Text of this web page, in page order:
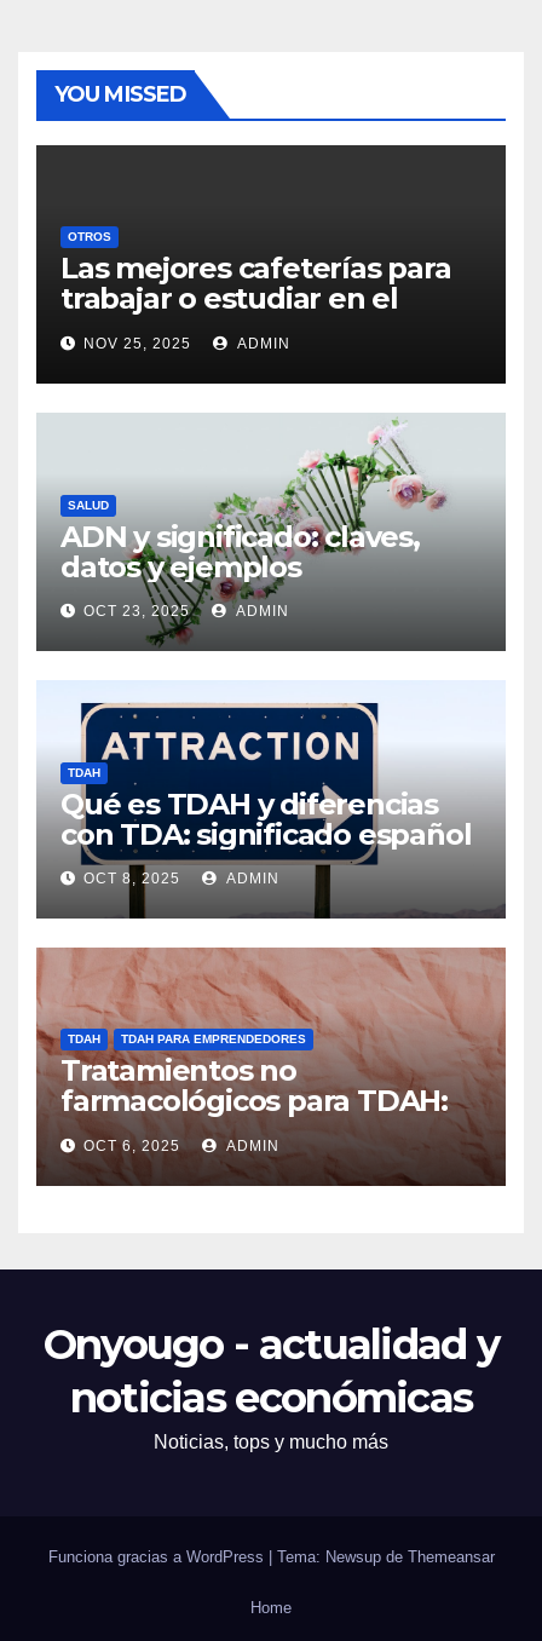
YOU MISSED
OTROS
Las mejores cafeterías para
trabajar o estudiar en el
centro de Vigo
NOV 25, 2025 ADMIN
SALUD
ADN y significado: claves,
datos y ejemplos
OCT 23, 2025 ADMIN
TDAH
Qué es TDAH y diferencias
con TDA: significado español
OCT 8, 2025 ADMIN
TDAH TDAH PARA EMPRENDEDORES
Tratamientos no
farmacológicos para TDAH:
opciones prácticas
OCT 6, 2025 ADMIN
Onyougo - actualidad y
noticias económicas
Noticias, tops y mucho más
Funciona gracias a WordPress | Tema: Newsup de Themeansar
Home